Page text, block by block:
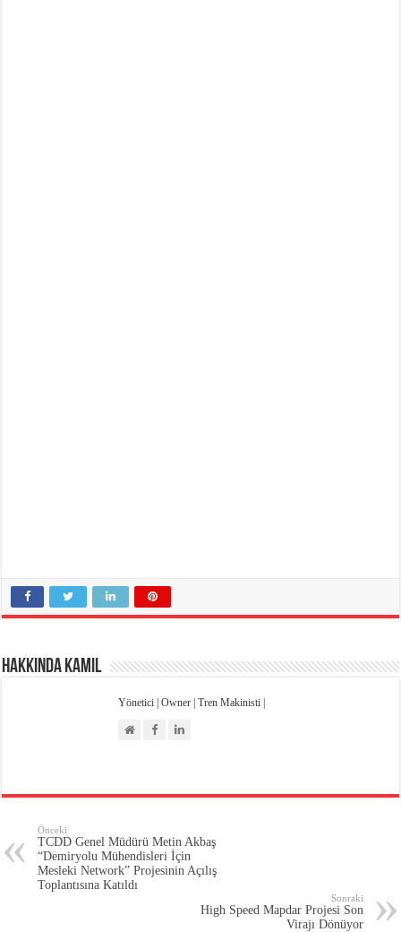
Hakkında Kamil
Yönetici | Owner | Tren Makinisti |
Önceki
TCDD Genel Müdürü Metin Akbaş
“Demiryolu Mühendisleri İçin
Mesleki Network” Projesinin Açılış
Toplantısına Katıldı
Sonraki
High Speed Mapdar Projesi Son
Virajı Dönüyor